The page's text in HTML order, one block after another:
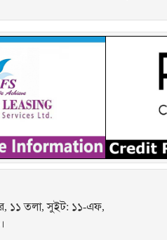
১১ তলা, সুইট: ১১-এফ,